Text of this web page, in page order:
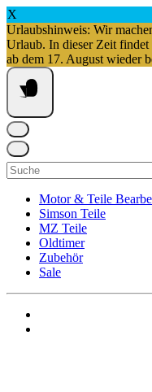
X
Urlaubshinweis: Wir
Urlaub. In dieser Zeit findet
ab dem 17. August wieder
Springe
zum
Inhalt
Suchen
nach:
Motor & Teile
Simson Teile
MZ Teile
Oldtimer
Zubehör
Sale